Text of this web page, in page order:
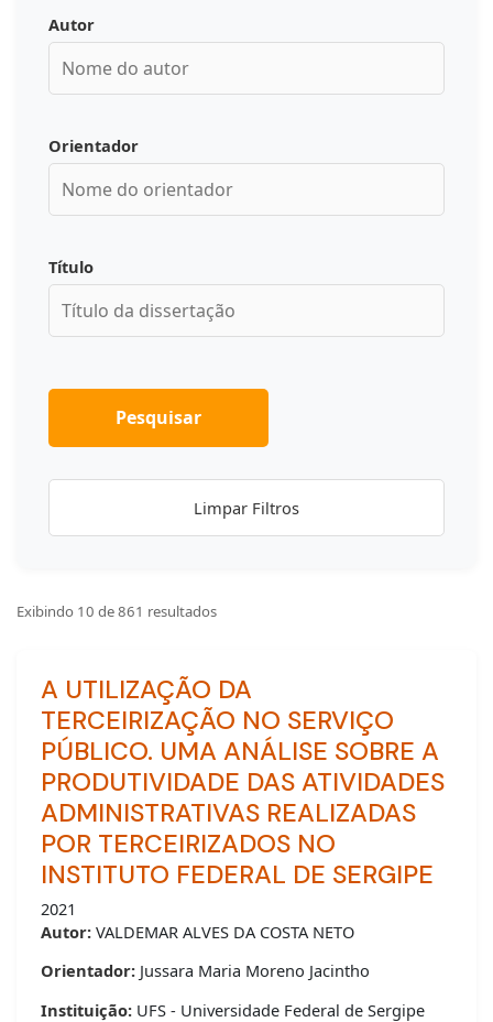
Autor
Orientador
Título
Pesquisar
Limpar Filtros
Exibindo 10 de 861 resultados
A UTILIZAÇÃO DA
TERCEIRIZAÇÃO NO SERVIÇO
PÚBLICO. UMA ANÁLISE SOBRE A
PRODUTIVIDADE DAS ATIVIDADES
ADMINISTRATIVAS REALIZADAS
POR TERCEIRIZADOS NO
INSTITUTO FEDERAL DE SERGIPE
2021
Autor:VALDEMAR ALVES DA COSTA NETO
Orientador:Jussara Maria Moreno Jacintho
Instituição:UFS - Universidade Federal de Sergipe